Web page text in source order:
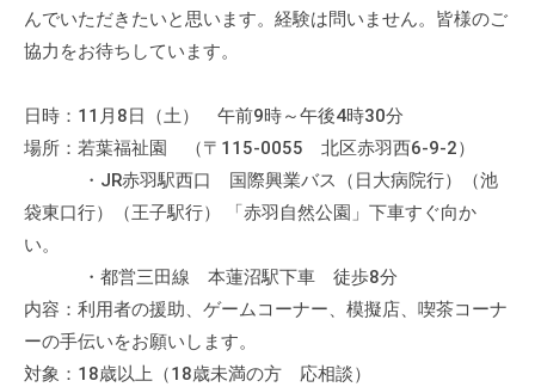
んでいただきたいと思います。経験は問いません。皆様のご
協力をお待ちしています。
日時：11月8日（土） 午前9時～午後4時30分
場所：若葉福祉園 （〒115-0055 北区赤羽西6-9-2）
・JR赤羽駅西口 国際興業バス（日大病院行）（池
袋東口行）（王子駅行） 「赤羽自然公園」下車すぐ向か
い。
・都営三田線 本蓮沼駅下車 徒歩8分
内容：利用者の援助、ゲームコーナー、模擬店、喫茶コーナ
ーの手伝いをお願いします。
対象：18歳以上（18歳未満の方 応相談）